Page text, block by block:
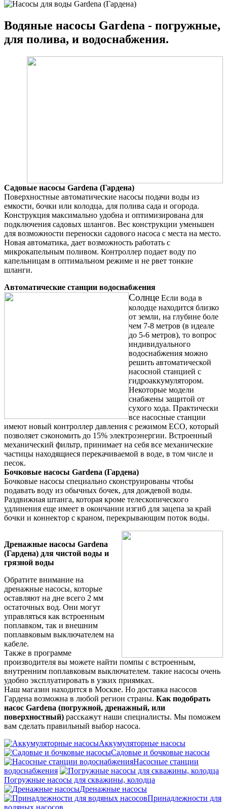
Водяные насосы Gardena - погружные,
для полива, и водоснабжения.
Садовые насосы Gardena (Гардена)
Поверхностные автоматические насосы подачи воды из
емкости, бочки или колодца, для полива сада и огорода.
Конструкция максимально удобна и оптимизирована для
подключения садовых шлангов. Вес конструкции уменьшен
для возможности переноски садового насоса с места на место.
Новая автоматика, дает возможность работать с
микрокапельным поливом. Контроллер подает воду по
капельницам в оптимальном режиме и не рвет тонкие
шланги.
Автоматические станции водоснабжения
Солнце Если вода в
колодце находится близко
от земли, на глубине боле
чем 7-8 метров (в идеале
до 5-6 метров), то вопрос
индивидуального
водоснабжения можно
решить автоматической
насосной станцией с
гидроаккумулятором.
Некоторые модели
снабжены защитой от
сухого хода. Практически
все насосные станции
имеют новый контроллер давления с режимом ECO, который
позволяет сэкономить до 15% электроэнергии. Встроенный
механический фильтр, принимает на себя все механические
частицы находящиеся перекачиваемой в воде, в том числе и
песок.
Бочковые насосы Gardena (Гардена)
Бочковые насосы специально сконструированы чтобы
подавать воду из обычных бочек, для дождевой воды.
Раздвижная штанга, которая кроме телескопического
удлинения еще имеет в окончании изгиб для зацепа за край
бочки и коннектор с краном, перекрывающим поток воды.
Дренажные насосы Gardena
(Гардена) для чистой воды и
грязной воды
Обратите внимание на
дренажные насосы, которые
оставляют на дне всего 2 мм
остаточных вод. Они могут
управляться как встроенным
поплавком, так и внешним
поплавковым выключателем на
кабеле.
Также в программе
производителя вы можете найти помпы с встроенным,
внутренним поплавковым выключателем. такие насосы очень
удобно эксплуатировать в узких приямках.
Наш магазин находится в Москве. Но доставка насосов
Гардена возможна в любой регион страны. Как подобрать
насос Gardena (погружной, дренажный, или
поверхностный) расскажут наши специалисты. Мы поможем
вам сделать правильный выбор насоса.
Аккумуляторные насосы
Садовые и бочковые насосы
Насосные станции
водоснабжения
Погружные насосы для скважины, колодца
Дренажные насосы
Принадлежности для